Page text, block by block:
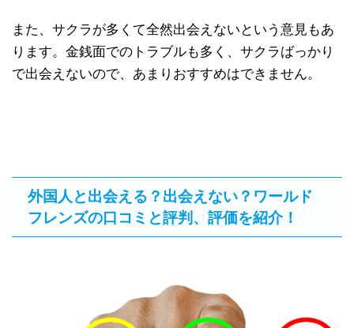
また、サクラが多くて全然出会えないという意見もあ
ります。金銭面でのトラブルも多く、サクラばっかり
で出会えないので、あまりおすすめはできません。
外国人と出会える？出会えない？ワールド
フレンズの口コミと評判、評価を紹介！